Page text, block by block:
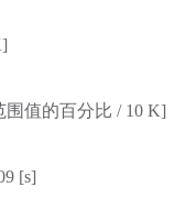
值的百分比 / 10 K]
[s]